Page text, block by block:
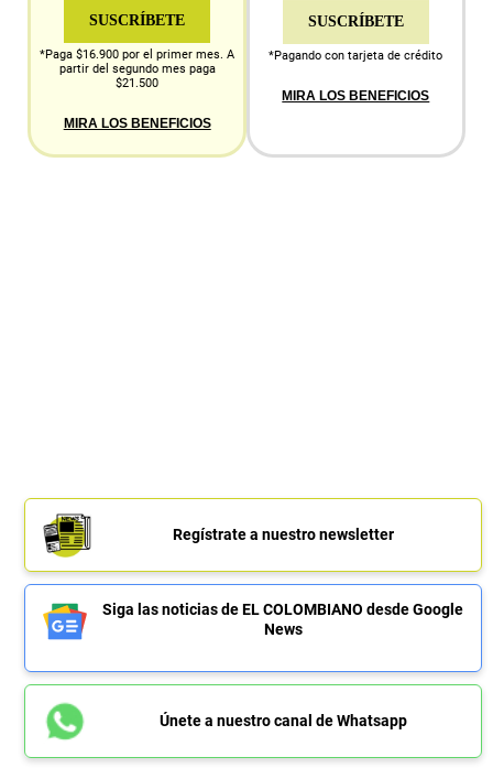
SUSCRÍBETE
*Paga $16.900 por el primer mes. A
partir del segundo mes paga
$21.500
MIRA LOS BENEFICIOS
SUSCRÍBETE
*Pagando con tarjeta de crédito
MIRA LOS BENEFICIOS
Regístrate a nuestro newsletter
Siga las noticias de EL COLOMBIANO desde Google
News
Únete a nuestro canal de Whatsapp